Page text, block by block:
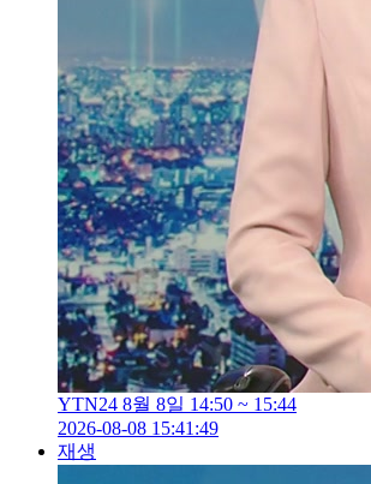
YTN24 8월 8일 14:50 ~ 15:44
2026-08-08 15:41:49
재생